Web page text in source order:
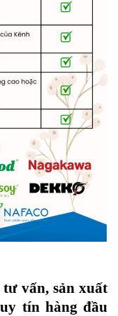
vấn, sản xuất
tín hàng đầu